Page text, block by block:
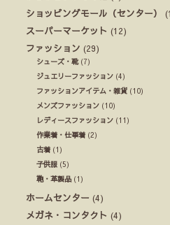
ショッピングモール（センター）
スーパーマーケット (12)
ファッション (29)
シューズ・靴(7)
ジュエリーファッション (4)
ファッションアイテム・雑貨 (10)
メンズファッション (10)
レディースファッション (11)
作業着・仕事着 (2)
古着 (1)
子供服 (5)
鞄・革製品 (1)
ホームセンター (4)
メガネ・コンタクト (4)